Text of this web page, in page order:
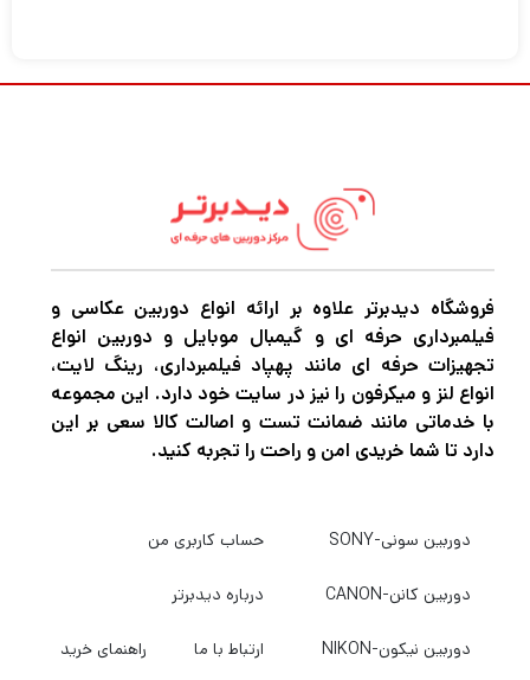
فروشگاه دیدبرتر علاوه بر ارائه انواع دوربین عکاسی و
فیلمبرداری حرفه ای و گیمبال موبایل و دوربین انواع
تجهیزات حرفه ای مانند پهپاد فیلمبرداری، رینگ لایت،
انواع لنز و میکرفون را نیز در سایت خود دارد. این مجموعه
با خدماتی مانند ضمانت تست و اصالت کالا سعی بر این
دارد تا شما خریدی امن و راحت را تجربه کنید.
دوربین سونی-SONY
دوربین کانن-CANON
دوربین نیکون-NIKON
حساب کاربری من
درباره دیدبرتر
ارتباط با ما راهنمای خرید